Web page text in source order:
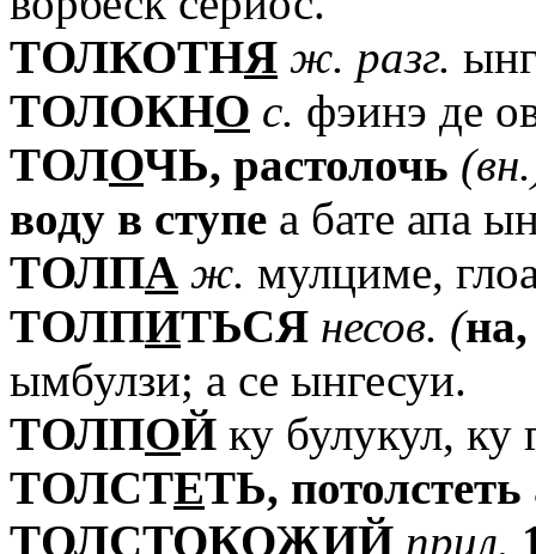
TОЛКОТНЯ ж. разг.
TОЛОКНО с. фэинэ де
TОЛОЧЬ, растолочь
воду в ступе а бате апа
TОЛПА ж. мулциме,
TОЛПИТЬСЯ несов. (на,
ымбулзи; а се ынгесуи.
TОЛПОЙ ку булукул, ку
TОЛСТЕТЬ, потолстеть
TОЛСТОКОЖИЙ прил.